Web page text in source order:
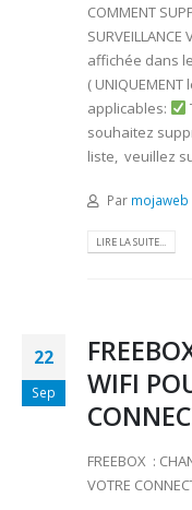
COMMENT
affichée dans
(
applicables:
souhaitez
liste, veuillez
Par mojaweb
LIRE LA SUITE...
22
Sep
WIFI
FREEBOX :
VOTRE